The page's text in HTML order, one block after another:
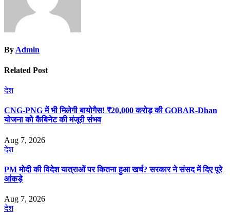
ByAdmin
Related Post
देश
CNG-PNG में भी मिलेगी बायोगैस! ₹20,000 करोड़ की GOBAR-Dhan
योजना को कैबिनेट की मंजूरी संभव
Aug 7, 2026
देश
PM मोदी की विदेश यात्राओं पर कितना हुआ खर्च? सरकार ने संसद में दिए पूरे
आंकड़े
Aug 7, 2026
देश